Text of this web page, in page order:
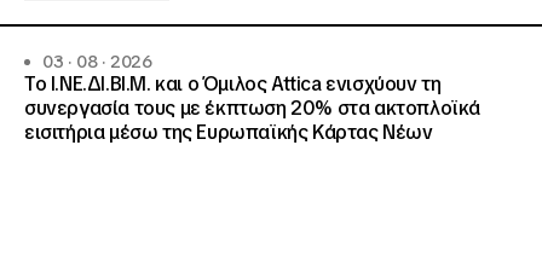
03 · 08 · 2026
Το Ι.ΝΕ.ΔΙ.ΒΙ.Μ. και o Όμιλος Attica ενισχύουν τη
συνεργασία τους με έκπτωση 20% στα ακτοπλοϊκά
εισιτήρια μέσω της Ευρωπαϊκής Κάρτας Νέων